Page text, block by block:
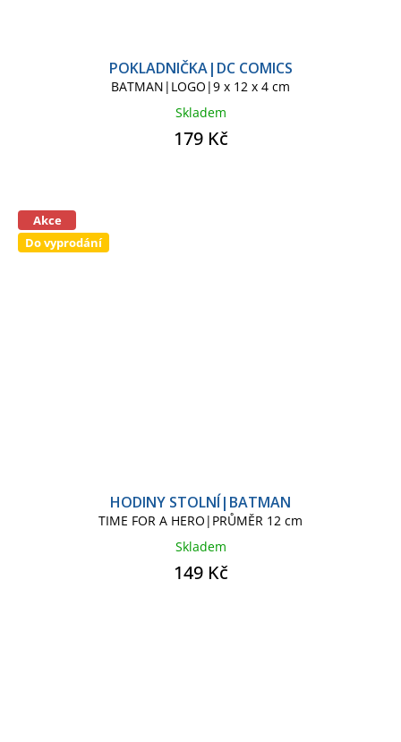
POKLADNIČKA|DC COMICS
BATMAN|LOGO|9 x 12 x 4 cm
Skladem
179 Kč
Akce
Do vyprodání
HODINY STOLNÍ|BATMAN
TIME FOR A HERO|PRŮMĚR 12 cm
Skladem
149 Kč